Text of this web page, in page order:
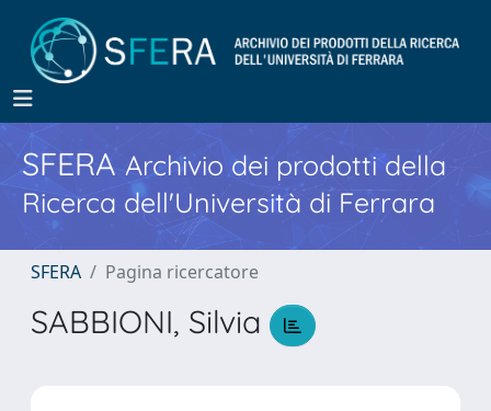
SFERA Archivio dei prodotti della
Ricerca dell'Università di Ferrara
SFERA Pagina ricercatore
SABBIONI, Silvia